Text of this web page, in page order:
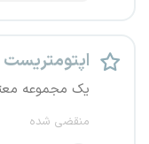
اپتومتریست
یک مجموعه
منقضی شده